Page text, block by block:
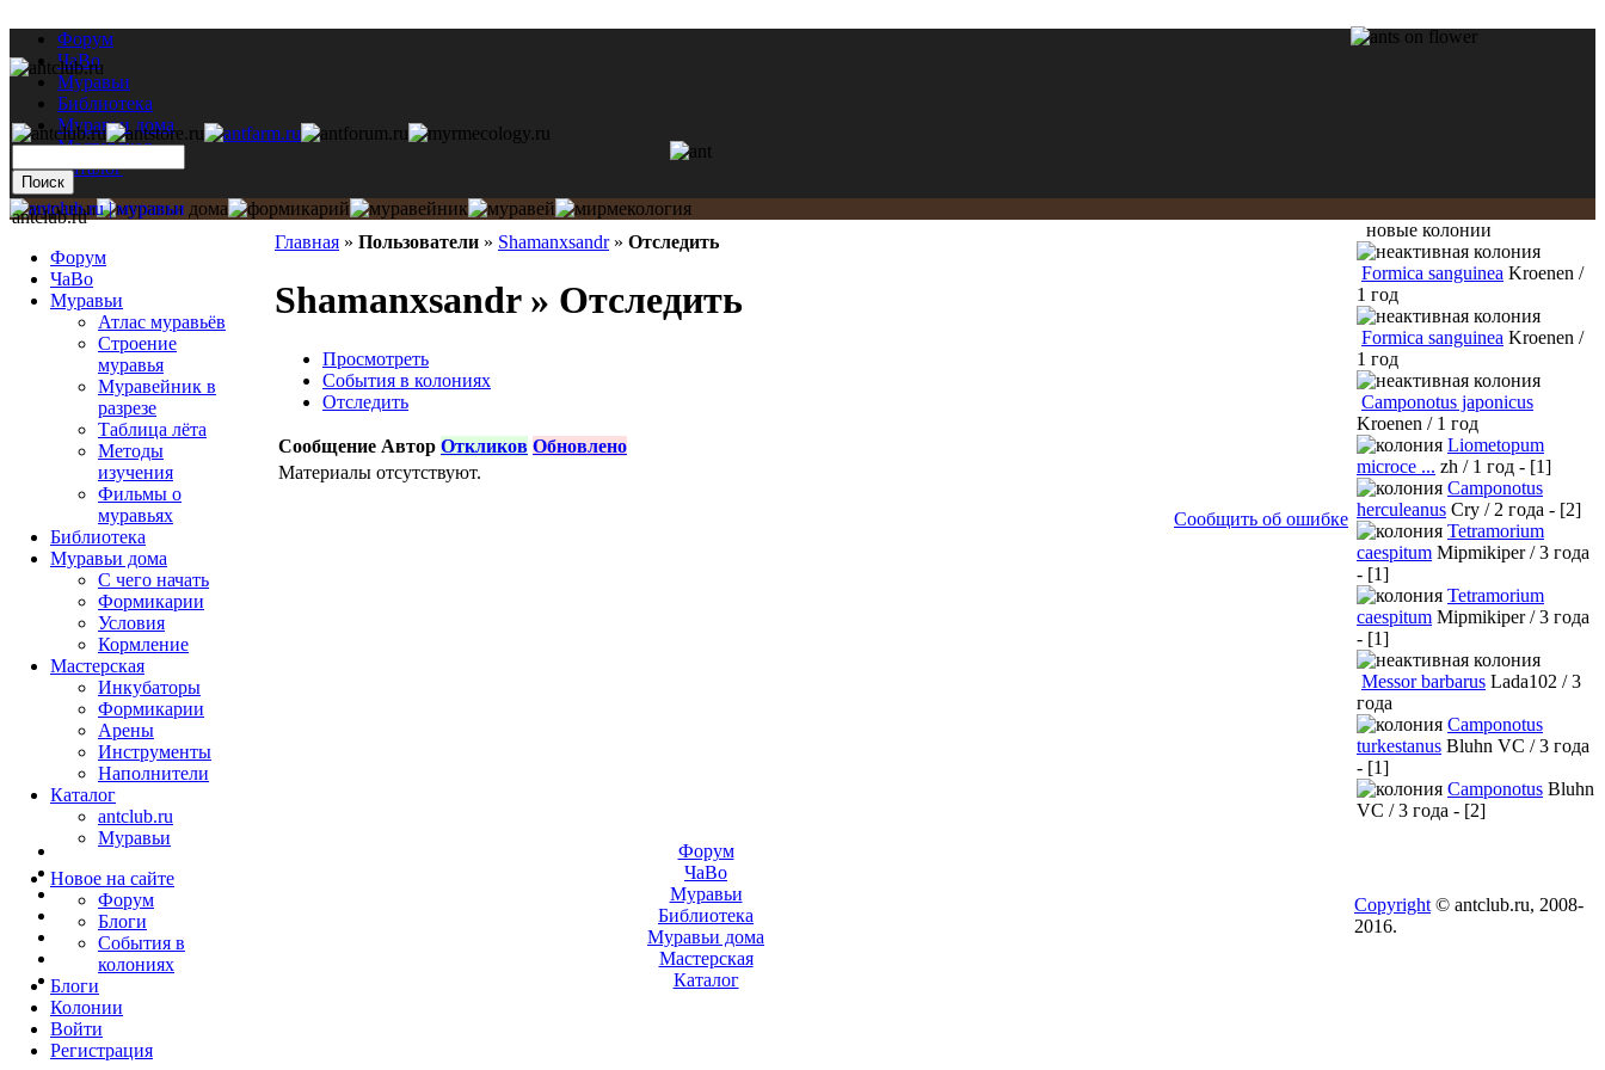
Форум
ЧаВо
Муравьи
Библиотека
Муравьи дома
Мастерская
Каталог
Главная » Пользователи » Shamanxsandr» Отследить
Shamanxsandr » Отследить
Просмотреть
События в колониях
Отследить
Сообщение Автор Откликов Обновлено
Материалы отсутствуют.
Сообщить об ошибке
antclub.ru
Форум
ЧаВо
Муравьи
Атлас муравьёв
Строение
муравья
Муравейник в
разрезе
Таблица лёта
Методы
изучения
Фильмы о
муравьях
Библиотека
Муравьи дома
С чего начать
Формикарии
Условия
Кормление
Мастерская
Инкубаторы
Формикарии
Арены
Инструменты
Наполнители
Каталог
antclub.ru
Муравьи
Новое на сайте
Форум
Блоги
События в
колониях
Блоги
Колонии
Войти
Peгиcтpaция
новые колонии
Formica sanguinea Kroenen /
1 год
Formica sanguinea Kroenen /
1 год
Camponotus japonicus
Kroenen / 1 год
Liometopum
microce ... zh / 1 год - [1]
Camponotus
herculeanus Cry / 2 года - [2]
Tetramorium
caespitum Mipmikiper / 3 года
- [1]
Tetramorium
caespitum Mipmikiper / 3 года
- [1]
Messor barbarus Lada102 / 3
года
Camponotus
turkestanus Bluhn VC / 3 года
- [1]
Camponotus Bluhn
VC / 3 года - [2]
Форум
ЧаВо
Муравьи
Библиотека
Муравьи дома
Мастерская
Каталог
Copyright © antclub.ru, 2008-
2016.